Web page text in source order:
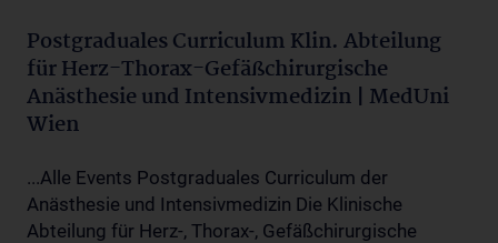
Postgraduales Curriculum Klin. Abteilung
für Herz-Thorax-Gefäßchirurgische
Anästhesie und Intensivmedizin | MedUni
Wien
...Alle Events Postgraduales Curriculum der
Anästhesie und Intensivmedizin Die Klinische
Abteilung für Herz-, Thorax-, Gefäßchirurgische